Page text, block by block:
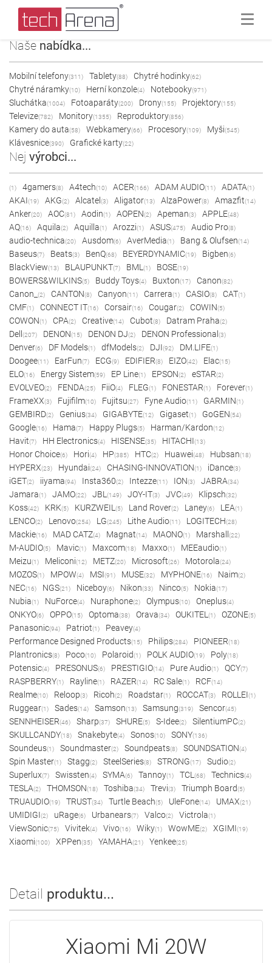
Naše nabídka...
Mobilní telefony(311) Tablety(88) Chytré hodinky(62)
Chytré náramky(10) Herní konzole(4) Notebooky(971)
Sluchátka(1004) Fotoaparáty(200) Drony(155) Projektory(155)
Televize(782) Monitory(1355) Reproduktory(856)
Kamery do auta(58) Webkamery(66) Procesory(109) Myši(545)
Klávesnice(390) Grafické karty(22)
Nej výrobci...
(1) 4gamers(8) A4tech(10) ACER(166) ADAM AUDIO(11) ADATA(1)
AKAI(19) AKG(2) Alcatel (3) Aligator(13) AlzaPower(8) Amazfit(14)
Anker(20) AOC(81) Aodin(1) AOPEN(2) Apeman(3) APPLE(48)
AQ(16) Aquila(2) Aquilla(1) Arozzi(1) ASUS(475) Audio Pro(8)
audio-technica(20) Ausdom(6) AverMedia(1) Bang & Olufsen(14)
Baseus(7) Beats(3) BenQ(68) BEYERDYNAMIC(19) Bigben(6)
BlackView(13) BLAUPUNKT(7) BML (1) BOSE(19)
BOWERS&WILKINS(5) Buddy Toys(4) Buxton(17) Canon(82)
Canon_ (2) CANTON(8) Canyon(11) Carrera(1) CASIO(8) CAT(1)
CMF(1) CONNECT IT(16) Corsair(16) Cougar(2) COWIN(5)
COWON(1) CPA(2) Creative(14) Cubot(8) Datram Praha(2)
Dell (207) DENON(15) DENON DJ(2) DENON Professional (3)
Denver(6) DF Models(1) dfModels(2) DJI(92) DM.LIFE(1)
Doogee(11) EarFun(7) ECG(9) EDIFIER(8) EIZO(42) Elac(15)
ELO(16) Energy Sistem(59) EP Line(1) EPSON(2) eSTAR(2)
EVOLVEO(2) FENDA(25) FiiO(4) FLEG(1) FONESTAR(1) Forever(1)
FrameXX(3) Fujifilm(10) Fujitsu(27) Fyne Audio(11) GARMIN(1)
GEMBIRD(2) Genius(34) GIGABYTE(12) Gigaset(1) GoGEN(54)
Google(16) Hama(7) Happy Plugs(5) Harman/Kardon(12)
Havit(7) HH Electronics(4) HISENSE(35) HITACHI(13)
Honor Choice(6) Hori(4) HP(385) HTC(2) Huawei(48) Hubsan(18)
HYPERX(23) Hyundai(24) CHASING-INNOVATION(1) iDance(3)
iGET(2) iiyama(94) Insta360(2) Intezze(11) ION(3) JABRA(34)
Jamara(1) JAMO(22) JBL (149) JOY-IT(3) JVC(49) Klipsch(32)
Koss(42) KRK(5) KURZWEIL (5) Land Rover(2) Laney(6) LEA(1)
LENCO(2) Lenovo(254) LG(245) Lithe Audio(11) LOGITECH(28)
Mackie(16) MAD CATZ(4) Magnat(14) MAONO(1) Marshall (22)
M-AUDIO(5) Mavic(1) Maxcom(18) Maxxo(1) MEEaudio(1)
Meizu(1) Meliconi(12) METZ(20) Microsoft(26) Motorola(24)
MOZOS(1) MPOW(4) MSI(91) MUSE(32) MYPHONE(16) Naim(2)
NEC(16) NGS(21) Niceboy(6) Nikon(33) Ninco(5) Nokia(17)
Nubia(1) NuForce(4) Nuraphone(2) Olympus(10) Oneplus(4)
ONKYO(6) OPPO(15) Optoma(38) Orava(34) OUKITEL (1) OZONE(5)
Panasonic(94) Patriot(1) Peavey(4)
Performance Designed Products(15) Philips(284) PIONEER(18)
Plantronics(8) Poco(10) Polaroid(1) POLK AUDIO(19) Poly(18)
Potensic(4) PRESONUS(6) PRESTIGIO(14) Pure Audio(1) QCY(7)
RASPBERRY(1) Rayline(1) RAZER(14) RC Sale(1) RCF(14)
Realme(10) Reloop(3) Ricoh(2) Roadstar(1) ROCCAT(3) ROLLEI(1)
Ruggear(1) Sades(14) Samson(13) Samsung(319) Sencor(45)
SENNHEISER(46) Sharp(37) SHURE(5) S-Idee(2) SilentiumPC(2)
SKULLCANDY(18) Snakebyte(4) Sonos(10) SONY(136)
Soundeus(1) Soundmaster(2) Soundpeats(8) SOUNDSATION(4)
Spin Master(1) Stagg(2) SteelSeries(8) STRONG(17) Sudio(2)
Superlux(7) Swissten(4) SYMA(6) Tannoy(1) TCL (68) Technics(4)
TESLA(2) THOMSON(18) Toshiba(34) Trevi(3) Triumph Board(5)
TRUAUDIO(19) TRUST(34) Turtle Beach(5) UleFone(14) UMAX(21)
UMIDIGI(2) uRage(6) Urbanears(7) Valco(2) Victrola(1)
ViewSonic(75) Vivitek(4) Vivo(16) Wiky(1) WowME(2) XGIMI(19)
Xiaomi(100) XPPen(35) YAMAHA(21) Yenkee(25)
Detail produktu...
Xiaomi Mi 20W